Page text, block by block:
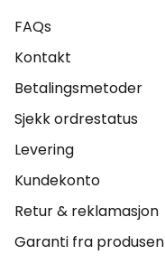
FAQs
Kontakt
Betalingsmetoder
Sjekk ordrestatus
Levering
Kundekonto
Retur & reklamasjon
Garanti fra